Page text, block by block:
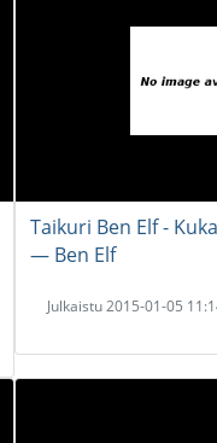
Taikuri Ben Elf -
― Ben Elf
Julkaistu 2015-01-05